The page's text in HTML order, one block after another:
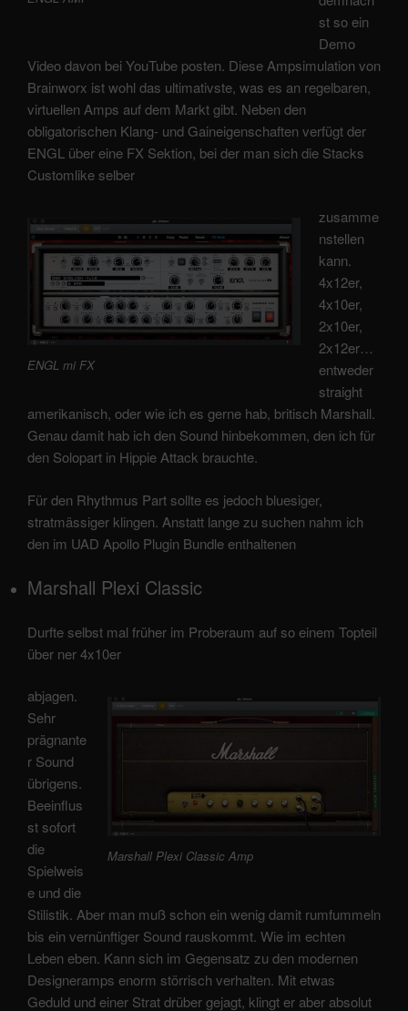
st so ein
Demo
Video davon bei YouTube posten. Diese Ampsimulation von
Brainworx ist wohl das ultimativste, was es an regelbaren,
virtuellen Amps auf dem Markt gibt. Neben den
obligatorischen Klang- und Gaineigenschaften verfügt der
ENGL über eine FX Sektion, bei der man sich die Stacks
Customlike selber
ENGL mi FX
zusamme
nstellen
kann.
4x12er,
4x10er,
2x10er,
2x12er…
entweder
straight
amerikanisch, oder wie ich es gerne hab, britisch Marshall.
Genau damit hab ich den Sound hinbekommen, den ich für
den Solopart in Hippie Attack brauchte.
Für den Rhythmus Part sollte es jedoch bluesiger,
stratmässiger klingen. Anstatt lange zu suchen nahm ich
den im UAD Apollo Plugin Bundle enthaltenen
Marshall Plexi Classic
Durfte selbst mal früher im Proberaum auf so einem Topteil
über ner 4x10er
Marshall Plexi Classic Amp
abjagen.
Sehr
prägnante
r Sound
übrigens.
Beeinflus
st sofort
die
Spielweis
e und die
Stilistik. Aber man muß schon ein wenig damit rumfummeln
bis ein vernünftiger Sound rauskommt. Wie im echten
Leben eben. Kann sich im Gegensatz zu den modernen
Designeramps enorm störrisch verhalten. Mit etwas
Geduld und einer Strat drüber gejagt, klingt er aber absolut